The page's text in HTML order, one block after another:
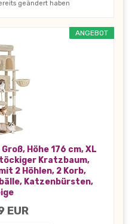
geändert haben
ANGEBOT
Höhe 176 cm, XL
Kratzbaum,
2 Höhlen, 2 Korb,
Katzenbürsten,
EUR